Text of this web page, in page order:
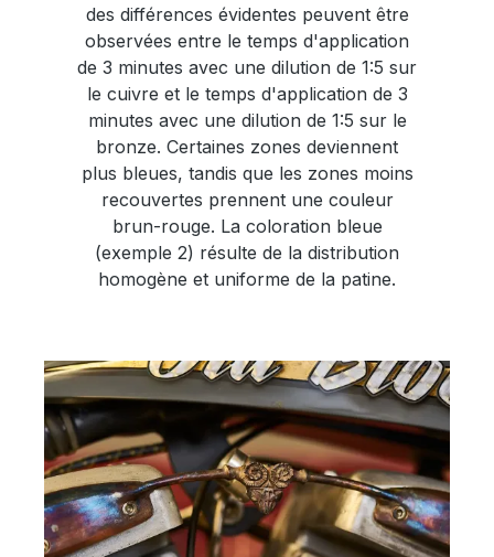
des différences évidentes peuvent être
observées entre le temps d'application
de 3 minutes avec une dilution de 1:5 sur
le cuivre et le temps d'application de 3
minutes avec une dilution de 1:5 sur le
bronze. Certaines zones deviennent
plus bleues, tandis que les zones moins
recouvertes prennent une couleur
brun-rouge. La coloration bleue
(exemple 2) résulte de la distribution
homogène et uniforme de la patine.